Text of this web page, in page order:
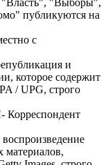
публикуются на
с
и
которое содержит
/ UPG, строго
Корреспондент
материалов,